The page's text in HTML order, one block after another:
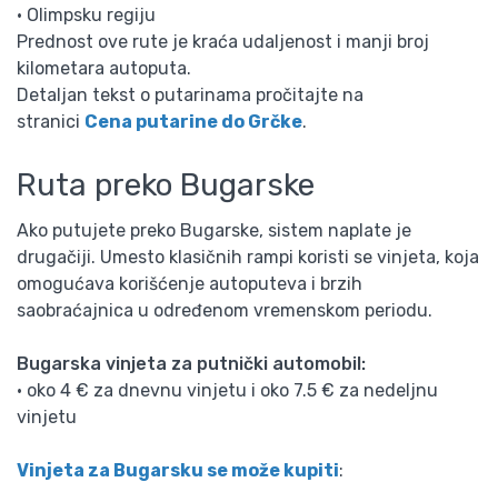
• Olimpsku regiju
Prednost ove rute je kraća udaljenost i manji broj
kilometara autoputa.
Detaljan tekst o putarinama pročitajte na
stranici Cena putarine do Grčke.
Ruta preko Bugarske
Ako putujete preko Bugarske, sistem naplate je
drugačiji. Umesto klasičnih rampi koristi se vinjeta, koja
omogućava korišćenje autoputeva i brzih
saobraćajnica u određenom vremenskom periodu.
Bugarska vinjeta za putnički automobil:
• oko 4 € za dnevnu vinjetu i oko 7.5 € za nedeljnu
vinjetu
Vinjeta za Bugarsku se može kupiti: